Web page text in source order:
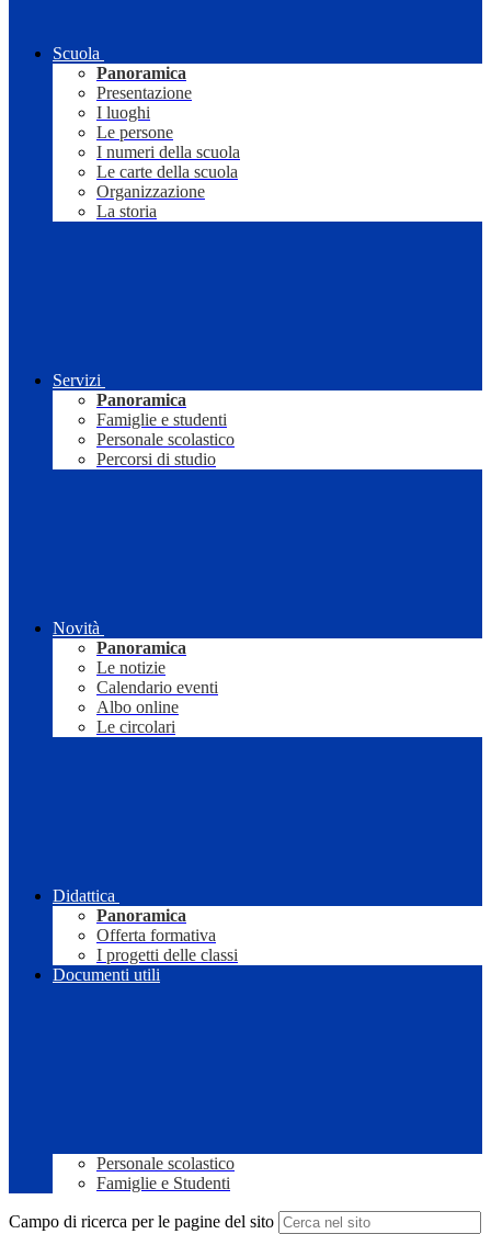
Scuola
Panoramica
Presentazione
I luoghi
Le persone
I numeri della scuola
Le carte della scuola
Organizzazione
La storia
Servizi
Panoramica
Famiglie e studenti
Personale scolastico
Percorsi di studio
Novità
Panoramica
Le notizie
Calendario eventi
Albo online
Le circolari
Didattica
Panoramica
Offerta formativa
I progetti delle classi
Documenti utili
Personale scolastico
Famiglie e Studenti
Campo di ricerca per le pagine del sito